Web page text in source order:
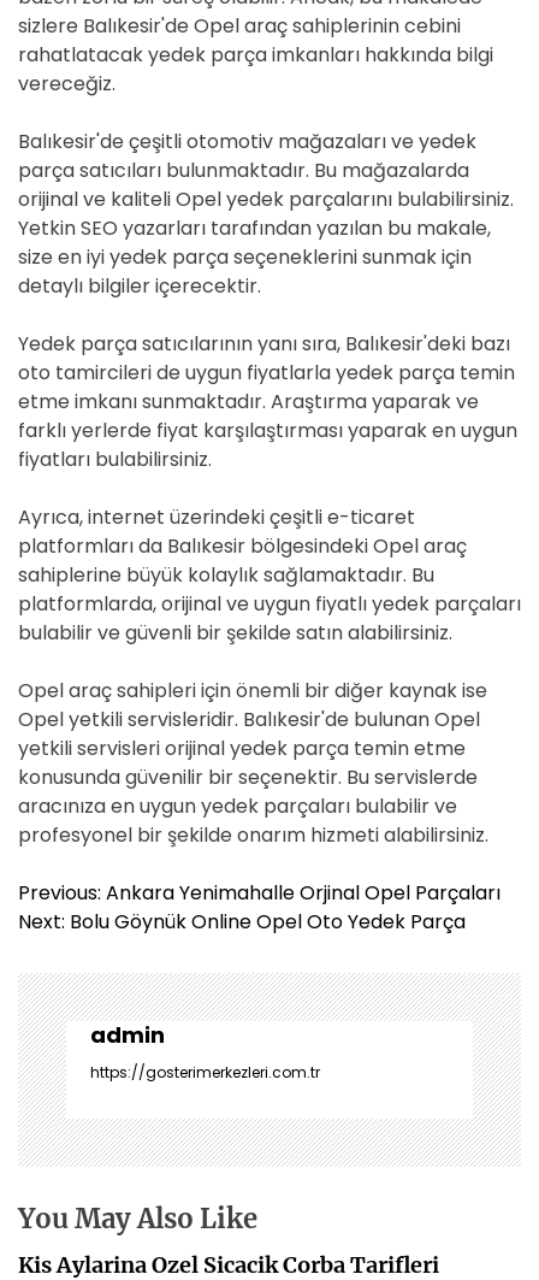
sizlere Balıkesir'de Opel araç sahiplerinin cebini
rahatlatacak yedek parça imkanları hakkında bilgi
vereceğiz.
Balıkesir'de çeşitli otomotiv mağazaları ve yedek
parça satıcıları bulunmaktadır. Bu mağazalarda
orijinal ve kaliteli Opel yedek parçalarını bulabilirsiniz.
Yetkin SEO yazarları tarafından yazılan bu makale,
size en iyi yedek parça seçeneklerini sunmak için
detaylı bilgiler içerecektir.
Yedek parça satıcılarının yanı sıra, Balıkesir'deki bazı
oto tamircileri de uygun fiyatlarla yedek parça temin
etme imkanı sunmaktadır. Araştırma yaparak ve
farklı yerlerde fiyat karşılaştırması yaparak en uygun
fiyatları bulabilirsiniz.
Ayrıca, internet üzerindeki çeşitli e-ticaret
platformları da Balıkesir bölgesindeki Opel araç
sahiplerine büyük kolaylık sağlamaktadır. Bu
platformlarda, orijinal ve uygun fiyatlı yedek parçaları
bulabilir ve güvenli bir şekilde satın alabilirsiniz.
Opel araç sahipleri için önemli bir diğer kaynak ise
Opel yetkili servisleridir. Balıkesir'de bulunan Opel
yetkili servisleri orijinal yedek parça temin etme
konusunda güvenilir bir seçenektir. Bu servislerde
aracınıza en uygun yedek parçaları bulabilir ve
profesyonel bir şekilde onarım hizmeti alabilirsiniz.
Y
a
ı
g
e
z
i
n
m
s
i
Previous: Ankara Yenimahalle Orjinal Opel Parçaları
Next: Bolu Göynük Online Opel Oto Yedek Parça
admin
https://gosterimerkezleri.com.tr
You May Also Like
Kis Aylarina Ozel Sicacik Corba Tarifleri